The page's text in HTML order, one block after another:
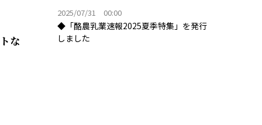
な
2025/07/31 00:00
◆「酪農乳業速報2025夏季特集」を発行
しました